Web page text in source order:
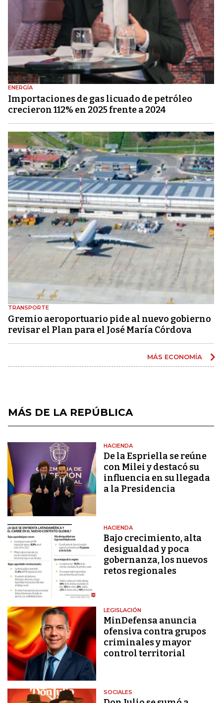
ENERGÍA
Importaciones de gas licuado de petróleo
crecieron 112% en 2025 frente a 2024
TRANSPORTE
Gremio aeroportuario pide al nuevo gobierno
revisar el Plan para el José María Córdova
MÁS ECONOMÍA
MÁS DE LA REPÚBLICA
HACIENDA
De la Espriella se reúne
con Milei y destacó su
influencia en su llegada
a la Presidencia
HACIENDA
Bajo crecimiento, alta
desigualdad y poca
gobernanza, los nuevos
retos regionales
LEGISLACIÓN
MinDefensa anuncia
ofensiva contra grupos
criminales y mayor
control territorial
SOCIALES